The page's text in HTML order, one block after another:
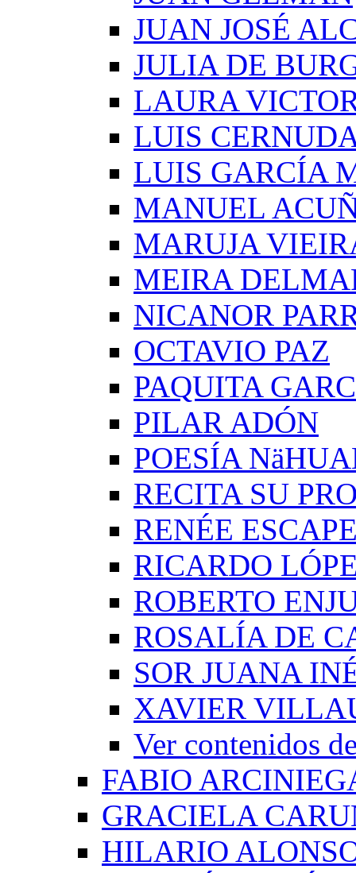
JUAN JOSÉ
JULIA DE
LAURA
LUIS
LUIS GARCÍA
MANUEL
MARUJA
MEIRA
NICANOR
OCTAVIO PAZ
PAQUITA
PILAR ADÓN
POESÍA
RECITA SU
RENÉE
RICARDO
ROBERTO
ROSALÍA DE
SOR JUANA
XAVIER
Ver contenidos
FABIO
GRACIELA
HILARIO